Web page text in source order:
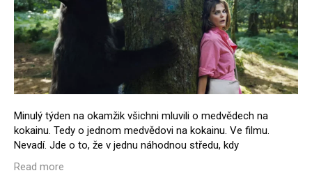
Minulý týden na okamžik všichni mluvili o medvědech na
kokainu. Tedy o jednom medvědovi na kokainu. Ve filmu.
Nevadí. Jde o to, že v jednu náhodnou středu, kdy
Read more